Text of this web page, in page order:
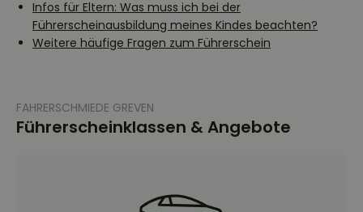
Infos für Eltern: Was muss ich bei der
Führerscheinausbildung meines Kindes beachten?
Weitere häufige Fragen zum Führerschein
FAHRERSCHMIEDE GREVEN
Führerscheinklassen & Angebote